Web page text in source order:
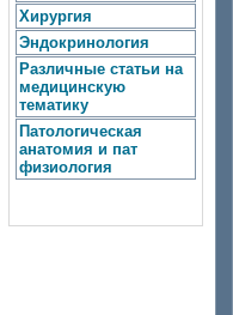
Хирургия
Эндокринология
Различные статьи на
медицинскую
тематику
Патологическая
анатомия и пат
физиология